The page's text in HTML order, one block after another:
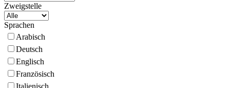
Zweigstelle
Sprachen
Arabisch
Deutsch
Englisch
Französisch
Italienisch